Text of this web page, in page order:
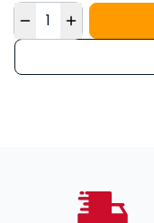
Quantité